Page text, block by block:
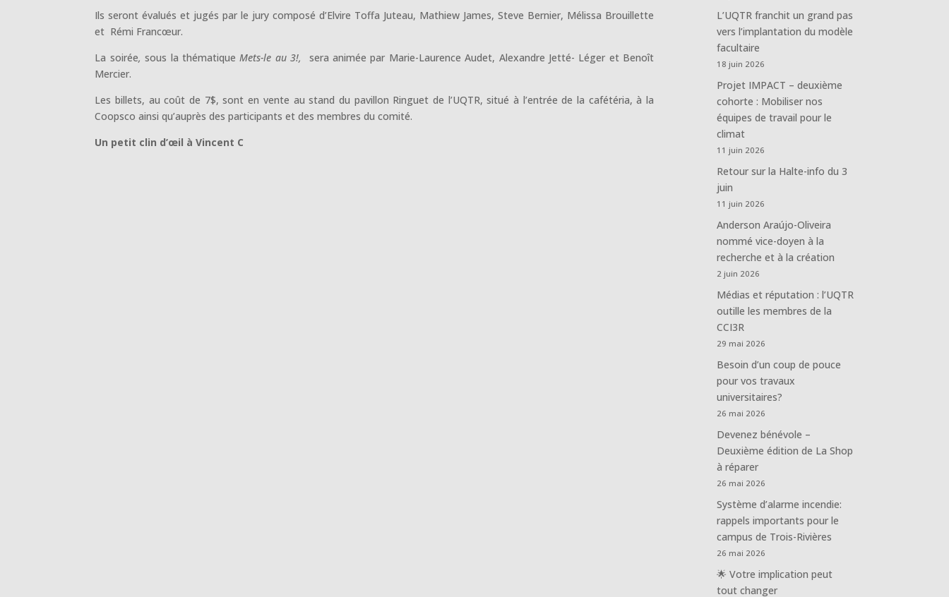
Ils seront évalués et jugés par le jury composé d’Elvire Toffa Juteau, Mathiew James, Steve Bernier, Mélissa Brouillette
et Rémi Francœur.
La soirée,sous la thématique Mets-le au 3!, sera animée par Marie-Laurence Audet, Alexandre Jetté- Léger et Benoît
Mercier.
Les billets, au coût de 7$, sont en vente au stand du pavillon Ringuet de l’UQTR, situé à l’entrée de la cafétéria, à la
Coopsco ainsi qu’auprès des participants et des membres du comité.
Un petit clin d’œil à Vincent C
L’UQTR franchit un grand pas
vers l’implantation du modèle
facultaire
18 juin 2026
Projet IMPACT – deuxième
cohorte : Mobiliser nos
équipes de travail pour le
climat
11 juin 2026
Retour sur la Halte-info du 3
juin
11 juin 2026
Anderson Araújo-Oliveira
nommé vice-doyen à la
recherche et à la création
2 juin 2026
Médias et réputation : l’UQTR
outille les membres de la
CCI3R
29 mai 2026
Besoin d’un coup de pouce
pour vos travaux
universitaires?
26 mai 2026
Devenez bénévole –
Deuxième édition de La Shop
à réparer
26 mai 2026
Système d’alarme incendie:
rappels importants pour le
campus de Trois-Rivières
26 mai 2026
🌟 Votre implication peut
tout changer